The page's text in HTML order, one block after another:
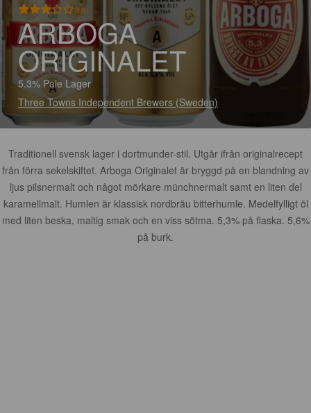
3.0
ARBOGA
ORIGINALET
5.3% Pale Lager
Three Towns Independent Brewers (Sweden)
Traditionell svensk lager i dortmunder-stil. Utgår ifrån originalrecept
från förra sekelskiftet. Arboga Originalet är bryggd på en blandning av
ljus pilsnermalt och något mörkare münchnermalt samt en liten del
karamellmalt. Humlen är klassisk nordbräu bitterhumle. Medelfylligt öl
med liten beska, maltig smak och en viss sötma. 5,3% på flaska. 5,6%
på burk.